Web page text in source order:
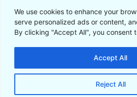
We use cookies to enhance your
serve personalized ads or content,
By clicking "Accept All", you consent
Reject All
Accept All
را دنبال کنید
به فارسی 2021-2016